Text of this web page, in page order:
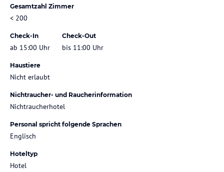
Gesamtzahl Zimmer
< 200
Check-In
ab 15:00 Uhr
Check-Out
bis 11:00 Uhr
Haustiere
Nicht erlaubt
Nichtraucher- und Raucherinformation
Nichtraucherhotel
Personal spricht folgende Sprachen
Englisch
Hoteltyp
Hotel